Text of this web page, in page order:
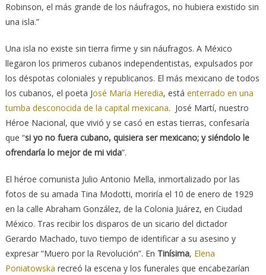
Robinson, el más grande de los náufragos, no hubiera existido sin
una isla.”
Una isla no existe sin tierra firme y sin náufragos. A México
llegaron los primeros cubanos independentistas, expulsados por
los déspotas coloniales y republicanos. El más mexicano de todos
los cubanos, el poeta José María Heredia, está enterrado en una
tumba desconocida de la capital mexicana. José Martí, nuestro
Héroe Nacional, que vivió y se casó en estas tierras, confesaría
que “si yo no fuera cubano, quisiera ser mexicano; y siéndolo le
ofrendaría lo mejor de mi vida”.
El héroe comunista Julio Antonio Mella, inmortalizado por las
fotos de su amada Tina Modotti, moriría el 10 de enero de 1929
en la calle Abraham González, de la Colonia Juárez, en Ciudad
México. Tras recibir los disparos de un sicario del dictador
Gerardo Machado, tuvo tiempo de identificar a su asesino y
expresar “Muero por la Revolución”. En Tinísima, Elena
Poniatowska recreó la escena y los funerales que encabezarían